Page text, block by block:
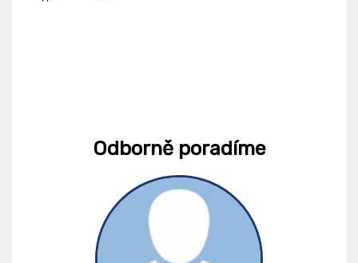
Odborně poradíme